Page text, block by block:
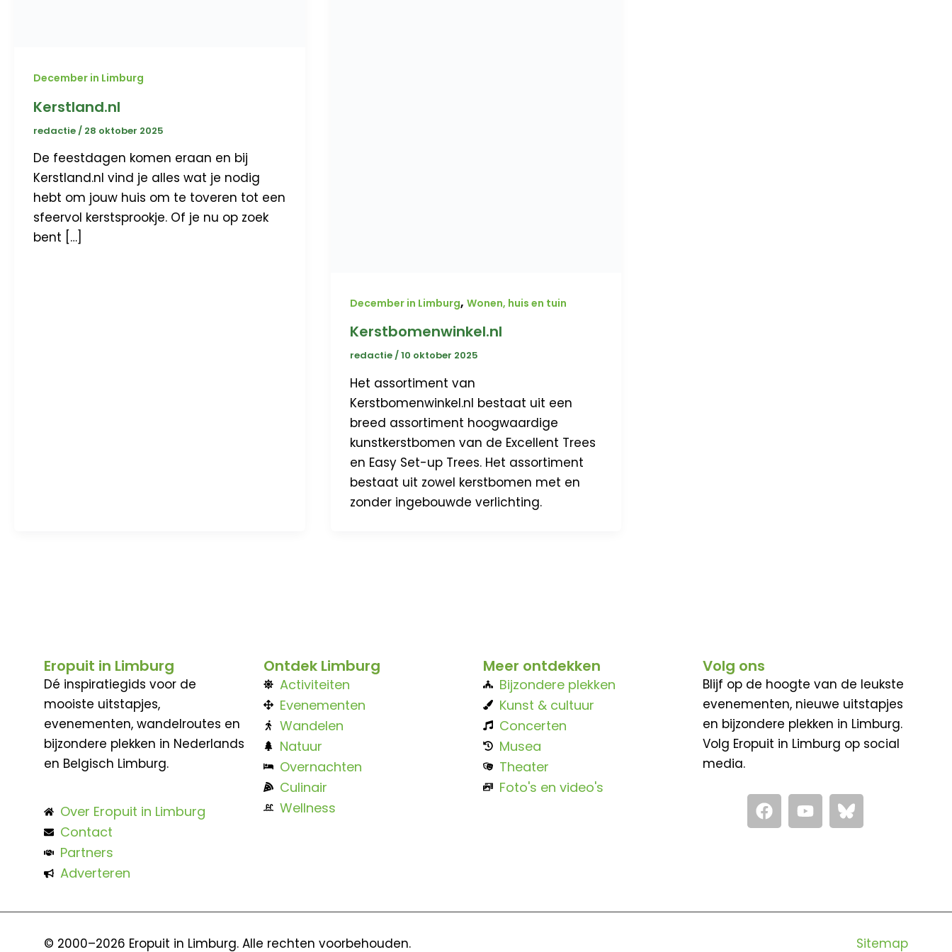
December in Limburg
Kerstland.nl
redactie / 28 oktober 2025
De feestdagen komen eraan en bij
Kerstland.nl vind je alles wat je nodig
hebt om jouw huis om te toveren tot een
sfeervol kerstsprookje. Of je nu op zoek
bent […]
December in Limburg, Wonen, huis en tuin
Kerstbomenwinkel.nl
redactie/10 oktober 2025
Het assortiment van
Kerstbomenwinkel.nl bestaat uit een
breed assortiment hoogwaardige
kunstkerstbomen van de Excellent Trees
en Easy Set-up Trees. Het assortiment
bestaat uit zowel kerstbomen met en
zonder ingebouwde verlichting.
Eropuit in Limburg
Dé inspiratiegids voor de
mooiste uitstapjes,
evenementen, wandelroutes en
bijzondere plekken in Nederlands
en Belgisch Limburg.
Over Eropuit in Limburg
Contact
Partners
Adverteren
Ontdek Limburg
Activiteiten
Evenementen
Wandelen
Natuur
Overnachten
Culinair
Wellness
Meer ontdekken
Bijzondere plekken
Kunst & cultuur
Concerten
Musea
Theater
Foto's en video's
Volg ons
Blijf op de hoogte van de leukste
evenementen, nieuwe uitstapjes
en bijzondere plekken in Limburg.
Volg Eropuit in Limburg op social
media.
F
a
c
Y
o
u
© 2000–2026 Eropuit in Limburg. Alle rechten voorbehouden. Sitemap